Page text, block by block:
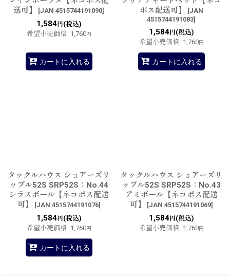
送可】
[JAN 4515744191090]
1,584円(税込)
希望小売価格: 1,760円
カートに入れる
ポス配送可】
[JAN
4515744191083]
1,584円(税込)
希望小売価格: 1,760円
カートに入れる
タックルハウス ショアーズリ
ップル52S SRP52S：No.44
シラスボール【ネコポス配送
可】
[JAN 4515744191076]
1,584円(税込)
希望小売価格: 1,760円
カートに入れる
タックルハウス ショアーズリ
ップル52S SRP52S：No.43
アミボール【ネコポス配送
可】
[JAN 4515744191069]
1,584円(税込)
希望小売価格: 1,760円